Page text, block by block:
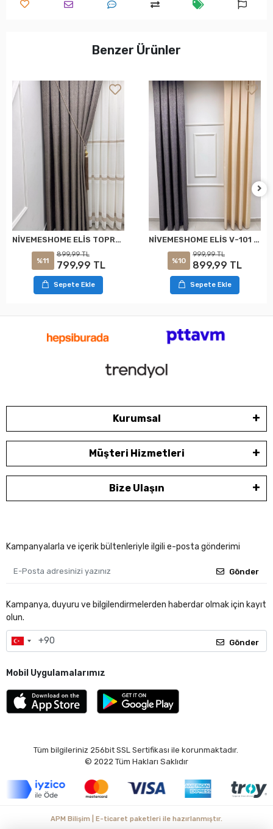
Benzer Ürünler
NİVEMESHOME ELİS TOPRAK FON PERDE 1/3 SIK PİLELİ PERDE APM
%11
899,99 TL
799,99 TL
Sepete Ekle
NİVEMESHOME ELİS V-101 FON PERDE 1/3 SIK PİLELİ PERDE APM
%10
999,99 TL
899,99 TL
Sepete Ekle
Kurumsal
Müşteri Hizmetleri
Bize Ulaşın
Kampanyalarla ve içerik bültenleriyle ilgili e-posta gönderimi
Gönder
Kampanya, duyuru ve bilgilendirmelerden haberdar olmak için kayıt
olun.
Gönder
Mobil Uygulamalarımız
Tüm bilgileriniz 256bit SSL Sertifikası ile korunmaktadır.
© 2022 Tüm Hakları Saklıdır
APM Bilişim | E-ticaret paketleri ile hazırlanmıştır.